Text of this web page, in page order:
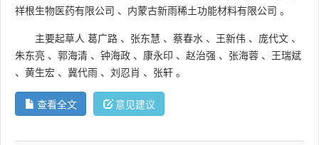
祥根生物医药有限公司 、 内蒙古新雨稀土功能材料有限公司 。
主要起草人 葛广路 、 张东慧 、 蔡春水 、 王新伟 、 庞代文 、
朱东亮 、 郭海清 、 钟海政 、 康永印 、 赵治强 、 张海蓉 、 王瑞斌
、 黄生宏 、 冀代雨 、 刘忍肖 、 张轩 。
查看全文 意见建议